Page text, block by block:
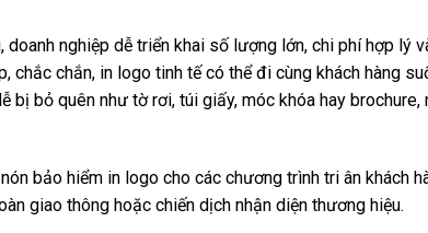
nghiệp dễ triển khai số lượng lớn, chi phí hợp lý
chắn, in logo tinh tế có thể đi cùng khách hàng
bị bỏ quên như tờ rơi, túi giấy, móc khóa hay brochure,
bảo hiểm in logo cho các chương trình tri ân khách
giao thông hoặc chiến dịch nhận diện thương hiệu.